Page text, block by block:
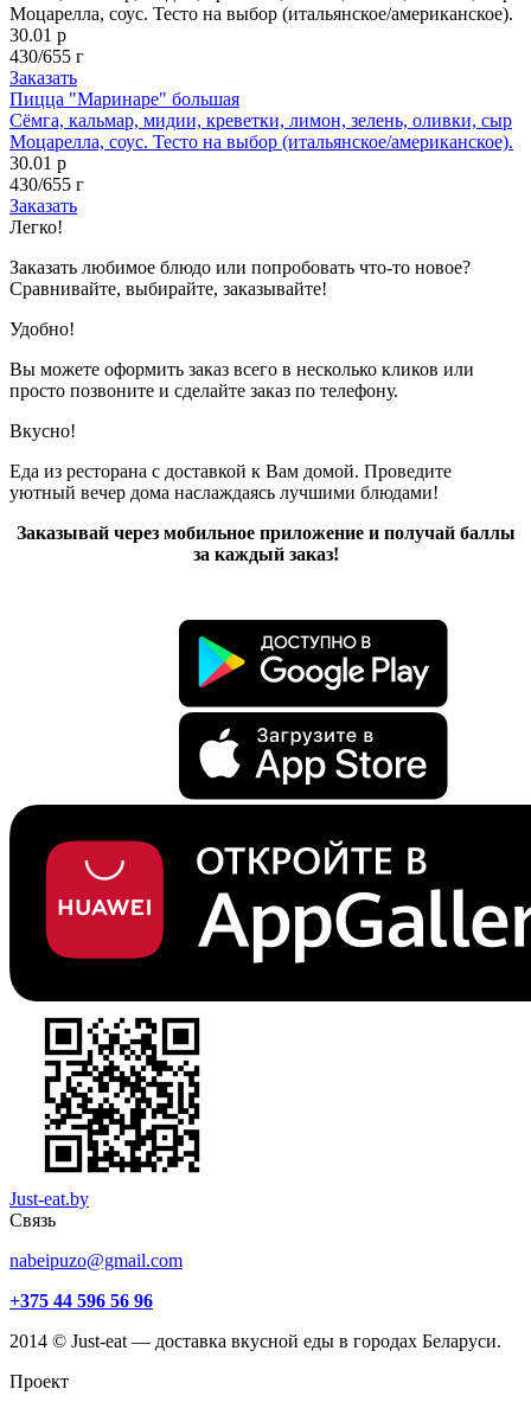
Моцарелла, соус. Тесто на выбор (итальянское/американское).
30.01 р
430/655 г
Заказать
Пицца "Маринаре" большая
Сёмга, кальмар, мидии, креветки, лимон, зелень, оливки, сыр
Моцарелла, соус. Тесто на выбор (итальянское/американское).
30.01 р
430/655 г
Заказать
Легко!
Заказать любимое блюдо или попробовать что-то новое?
Сравнивайте, выбирайте, заказывайте!
Удобно!
Вы можете оформить заказ всего в несколько кликов или
просто позвоните и сделайте заказ по телефону.
Вкусно!
Еда из ресторана с доставкой к Вам домой. Проведите
уютный вечер дома наслаждаясь лучшими блюдами!
Заказывай через мобильное приложение и получай баллы
за каждый заказ!
Just-eat.by
Связь
nabeipuzo@gmail.com
+375 44 596 56 96
2014 © Just-eat — доставка вкусной еды в городах Беларуси.
Проект